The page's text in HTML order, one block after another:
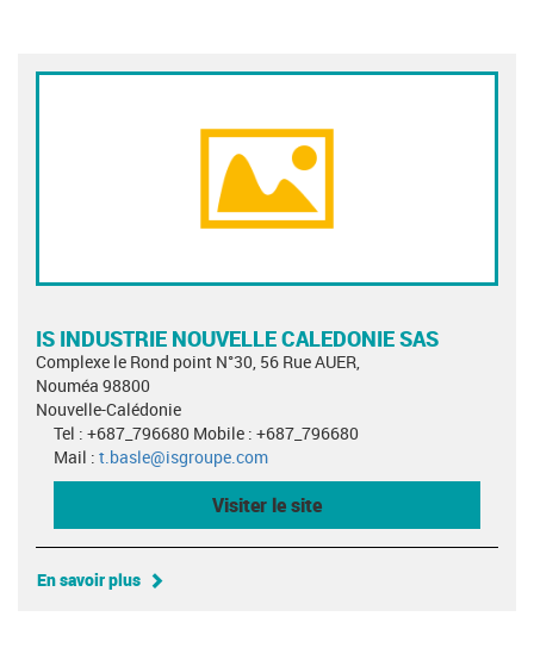
IS INDUSTRIE NOUVELLE CALEDONIE SAS
Complexe le Rond point N°30, 56 Rue AUER,
Nouméa 98800
Nouvelle-Calédonie
Tel : +687_796680 Mobile : +687_796680
Mail : t.basle@isgroupe.com
Visiter le site
En savoir plus